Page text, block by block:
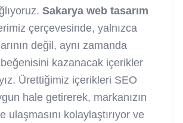
Sakarya web tasarım
çerçevesinde, yalnızca
değil, aynı zamanda
beğenisini kazanacak içerikler
Ürettiğimiz içerikleri SEO
hale getirerek, markanızın
ulaşmasını kolaylaştırıyor ve